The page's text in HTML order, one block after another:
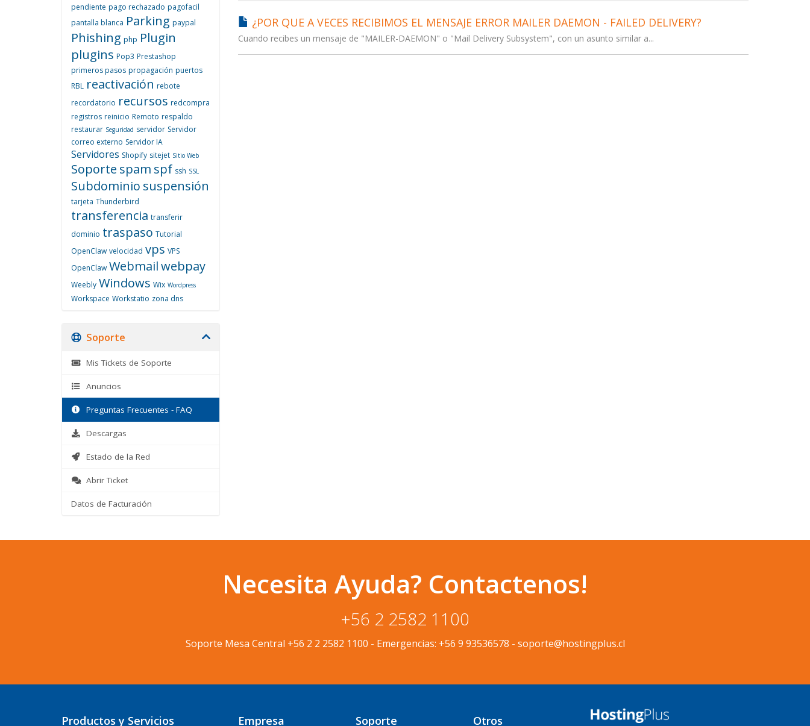
¿POR QUE A VECES RECIBIMOS EL MENSAJE ERROR MAILER DAEMON - FAILED DELIVERY?
Cuando recibes un mensaje de "MAILER-DAEMON" o "Mail Delivery Subsystem", con un asunto similar a...
pendiente pago rechazado pagofacil
pantalla blanca Parking paypal
Phishing php Plugin
plugins Pop3 Prestashop
primeros pasos propagación puertos
RBL reactivación rebote
recordatorio recursos redcompra
registros reinicio Remoto respaldo
restaurar Seguridad servidor Servidor
correo externo Servidor IA
Servidores Shopify sitejet Sitio Web
Soporte spam spf ssh SSL
Subdominio suspensión
tarjeta Thunderbird
transferencia transferir
dominio traspaso Tutorial
OpenClaw velocidad vps VPS
OpenClaw Webmailwebpay
Weebly Windows Wix Wordpress
Workspace Workstatio zona dns
Soporte
Mis Tickets de Soporte
Anuncios
Preguntas Frecuentes - FAQ
Descargas
Estado de la Red
Abrir Ticket
Datos de Facturación
Necesita Ayuda? Contactenos!
+56 2 2582 1100
Soporte Mesa Central +56 2 2 2582 1100 - Emergencias: +56 9 93536578 - soporte@hostingplus.cl
Productos y Servicios Empresa Soporte Otros